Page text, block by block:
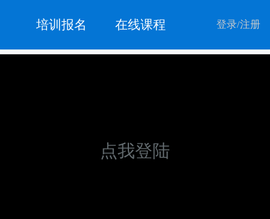
培训报名 在线课程 登录/注册
点我登陆